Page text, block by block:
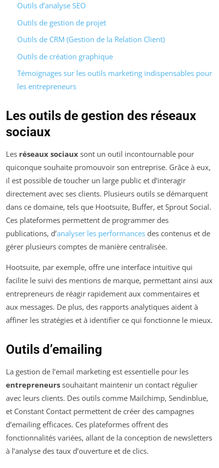
Outils d’analyse SEO
Outils de gestion de projet
Outils de CRM (Gestion de la Relation Client)
Outils de création graphique
Témoignages sur les outils marketing indispensables pour
les entrepreneurs
Les outils de gestion des réseaux
sociaux
Les réseaux sociaux sont un outil incontournable pour
quiconque souhaite promouvoir son entreprise. Grâce à eux,
il est possible de toucher un large public et d’interagir
directement avec ses clients. Plusieurs outils se démarquent
dans ce domaine, tels que Hootsuite, Buffer, et Sprout Social.
Ces plateformes permettent de programmer des
publications, d’analyser les performances des contenus et de
gérer plusieurs comptes de manière centralisée.
Hootsuite, par exemple, offre une interface intuitive qui
facilite le suivi des mentions de marque, permettant ainsi aux
entrepreneurs de réagir rapidement aux commentaires et
aux messages. De plus, des rapports analytiques aident à
affiner les stratégies et à identifier ce qui fonctionne le mieux.
Outils d’emailing
La gestion de l’email marketing est essentielle pour les
entrepreneurs souhaitant maintenir un contact régulier
avec leurs clients. Des outils comme Mailchimp, Sendinblue,
et Constant Contact permettent de créer des campagnes
d’emailing efficaces. Ces plateformes offrent des
fonctionnalités variées, allant de la conception de newsletters
à l’analyse des taux d’ouverture et de clics.